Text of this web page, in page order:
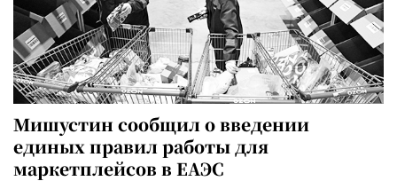
Мишустин сообщил о введении
единых правил работы для
маркетплейсов в ЕАЭС